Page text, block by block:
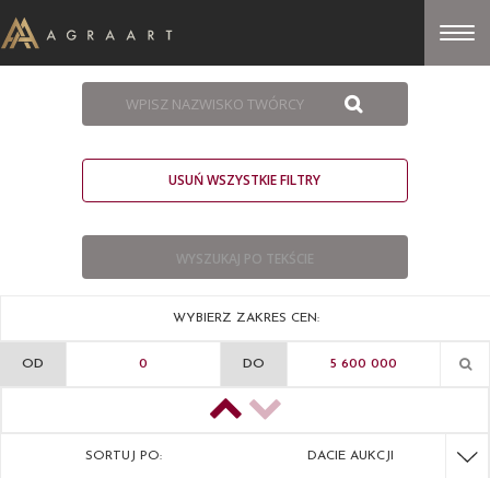
USUŃ WSZYSTKIE FILTRY
WYBIERZ ZAKRES CEN:
OD DO
SORTUJ PO: DACIE AUKCJI